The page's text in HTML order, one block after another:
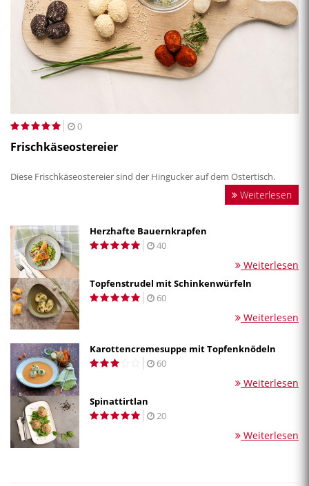
0
Frischkäseostereier
Diese Frischkäseostereier sind der Hingucker auf dem Ostertisch.
Weiterlesen
Herzhafte Bauernkrapfen
40
Weiterlesen
Topfenstrudel mit Schinkenwürfeln
60
Weiterlesen
Karottencremesuppe mit Topfenknödeln
60
Weiterlesen
Spinattirtlan
20
Weiterlesen